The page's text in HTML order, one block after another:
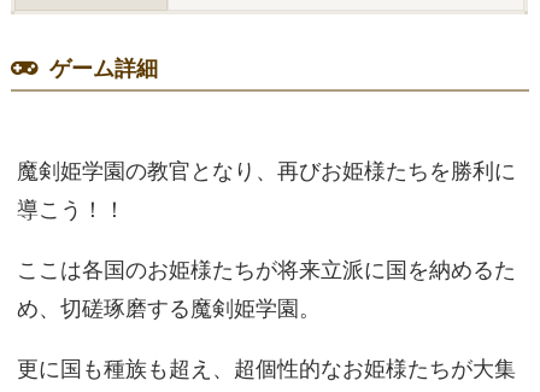
ゲーム詳細
魔剣姫学園の教官となり、再びお姫様たちを勝利に
導こう！！
ここは各国のお姫様たちが将来立派に国を納めるた
め、切磋琢磨する魔剣姫学園。
更に国も種族も超え、超個性的なお姫様たちが大集